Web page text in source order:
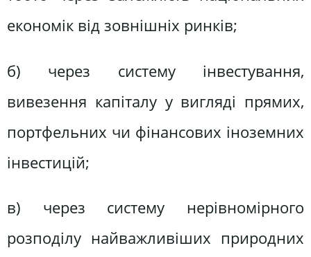
економік від зовнішніх ринків;
б) через систему інвестування,
вивезення капіталу у вигляді прямих,
портфельних чи фінансових іноземних
інвестицій;
в) через систему нерівномірного
розподілу найважливіших природних